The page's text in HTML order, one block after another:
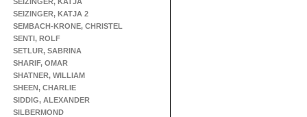
SEIZINGER, KATJA 2
SEMBACH-KRONE, CHRISTEL
SENTI, ROLF
SETLUR, SABRINA
SHARIF, OMAR
SHATNER, WILLIAM
SHEEN, CHARLIE
SIDDIG, ALEXANDER
SILBERMOND